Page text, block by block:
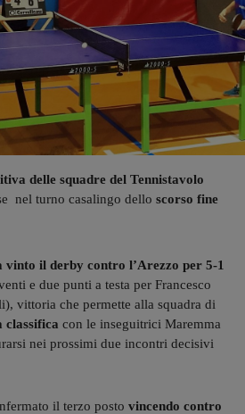
delle squadre del Tennistavolo
nel turno casalingo dello scorso fine
il derby contro l’Arezzo per 5-1
e due punti a testa per Francesco
vittoria che permette alla squadra di
classifica con le inseguitrici Maremma
nei prossimi due incontri decisivi
il terzo posto vincendo contro